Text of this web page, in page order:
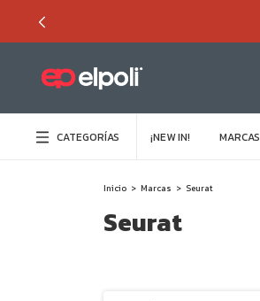
CATEGORÍAS ¡NEW IN! MARCAS
Inicio > Marcas > Seurat
Seurat